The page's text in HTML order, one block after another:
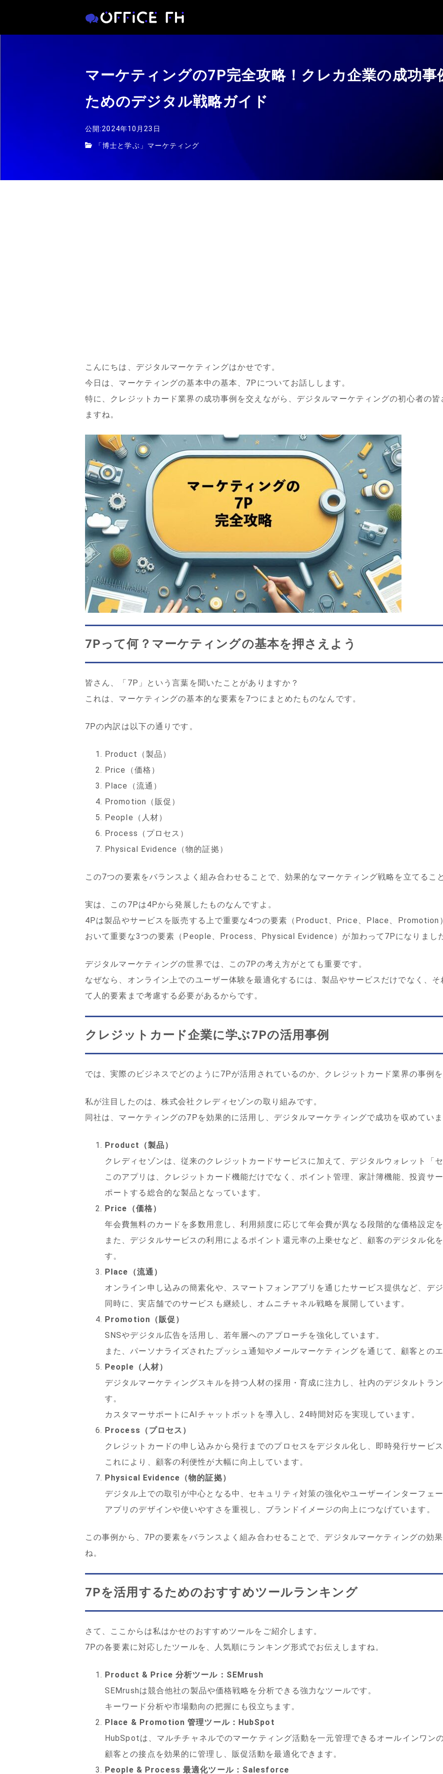
マーケティングの7P完全攻略！クレカ企業の成功事
ためのデジタル戦略ガイド
公開:2024年10月23日
「博士と学ぶ」マーケティング
こんにちは、デジタルマーケティングはかせです。
今日は、マーケティングの基本中の基本、7Pについてお話しします。
特に、クレジットカード業界の成功事例を交えながら、デジタルマーケティングの初心者の
ますね。
7Pって何？マーケティングの基本を押さえよう
皆さん、「7P」という言葉を聞いたことがありますか？
これは、マーケティングの基本的な要素を7つにまとめたものなんです。
7Pの内訳は以下の通りです。
Product（製品）
Price（価格）
Place（流通）
Promotion（販促）
People（人材）
Process（プロセス）
Physical Evidence（物的証拠）
この7つの要素をバランスよく組み合わせることで、効果的なマーケティング戦略を立てるこ
実は、この7Pは4Pから発展したものなんですよ。
4Pは製品やサービスを販売する上で重要な4つの要素（Product、Price、Place、Promotion
おいて重要な3つの要素（People、Process、Physical Evidence）が加わって7Pになりまし
デジタルマーケティングの世界では、この7Pの考え方がとても重要です。
なぜなら、オンライン上でのユーザー体験を最適化するには、製品やサービスだけでなく、
て人的要素まで考慮する必要があるからです。
クレジットカード企業に学ぶ7Pの活用事例
では、実際のビジネスでどのように7Pが活用されているのか、クレジットカード業界の事例を
私が注目したのは、株式会社クレディセゾンの取り組みです。
同社は、マーケティングの7Pを効果的に活用し、デジタルマーケティングで成功を収めていま
Product（製品）
クレディセゾンは、従来のクレジットカードサービスに加えて、デジタルウォレット「
このアプリは、クレジットカード機能だけでなく、ポイント管理、家計簿機能、投資サ
ポートする総合的な製品となっています。
Price（価格）
年会費無料のカードを多数用意し、利用頻度に応じて年会費が異なる段階的な価格設定を
また、デジタルサービスの利用によるポイント還元率の上乗せなど、顧客のデジタル化
す。
Place（流通）
オンライン申し込みの簡素化や、スマートフォンアプリを通じたサービス提供など、デ
同時に、実店舗でのサービスも継続し、オムニチャネル戦略を展開しています。
Promotion（販促）
SNSやデジタル広告を活用し、若年層へのアプローチを強化しています。
また、パーソナライズされたプッシュ通知やメールマーケティングを通じて、顧客との
People（人材）
デジタルマーケティングスキルを持つ人材の採用・育成に注力し、社内のデジタルトラ
す。
カスタマーサポートにAIチャットボットを導入し、24時間対応を実現しています。
Process（プロセス）
クレジットカードの申し込みから発行までのプロセスをデジタル化し、即時発行サービス
これにより、顧客の利便性が大幅に向上しています。
Physical Evidence（物的証拠）
デジタル上での取引が中心となる中、セキュリティ対策の強化やユーザーインターフェ
アプリのデザインや使いやすさを重視し、ブランドイメージの向上につなげています。
この事例から、7Pの要素をバランスよく組み合わせることで、デジタルマーケティングの効
ね。
7Pを活用するためのおすすめツールランキング
さて、ここからは私はかせのおすすめツールをご紹介します。
7Pの各要素に対応したツールを、人気順にランキング形式でお伝えしますね。
Product & Price 分析ツール：SEMrush
SEMrushは競合他社の製品や価格戦略を分析できる強力なツールです。
キーワード分析や市場動向の把握にも役立ちます。
Place & Promotion 管理ツール：HubSpot
HubSpotは、マルチチャネルでのマーケティング活動を一元管理できるオールインワン
顧客との接点を効果的に管理し、販促活動を最適化できます。
People & Process 最適化ツール：Salesforce